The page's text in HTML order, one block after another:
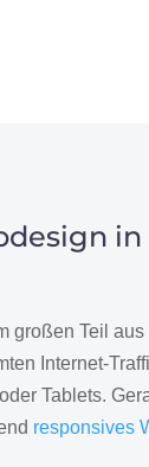
in
großen Teil
Internet-
Tablets.
responsives